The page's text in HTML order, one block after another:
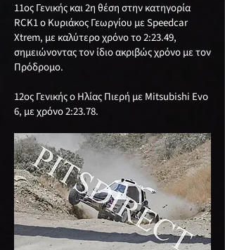
11ος Γενικής και 2η θέση στην κατηγορία
RCK1 ο Κυριάκος Γεωργίου με Speedcar
Xtrem, με καλύτερο χρόνο το 2:23.49,
σημειώνοντας τον ίδιο ακριβώς χρόνο με τον
Πρόδρομο.
12ος Γενικής ο Ηλίας Πιερή με Mitsubishi Evo
6, με χρόνο 2:23.78.